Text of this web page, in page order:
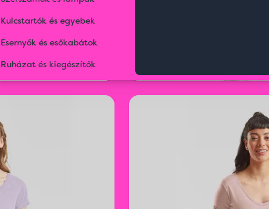
Kulcstartók és egyebek
Esernyők és esőkabátok
Ruházat és kiegészítők